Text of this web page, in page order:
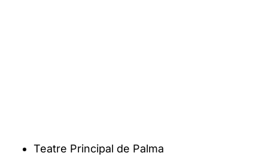
Teatre Principal de Palma